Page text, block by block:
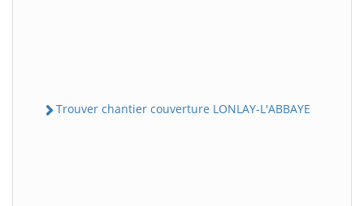
Trouver chantier couverture LONLAY-L'ABBAYE